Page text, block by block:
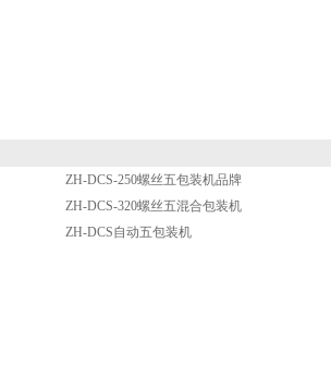
ZH-DCS-250螺丝五包装机品牌
ZH-DCS-320螺丝五混合包装机
ZH-DCS自动五包装机